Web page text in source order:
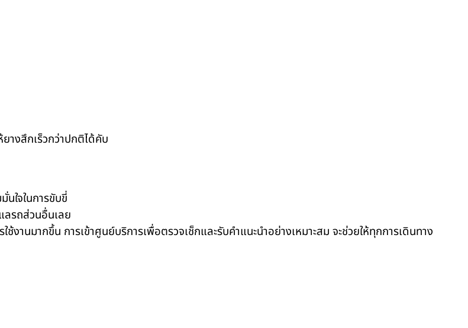
างสึกเร็วกว่าปกติได้คับ
ใจในการขับขี่
ลรถส่วนอื่นเลย
งานมากขึ้น การเข้าศูนย์บริการเพื่อตรวจเช็กและรับคำแนะนำอย่างเหมาะสม จะช่วยให้ทุกการเดินทาง